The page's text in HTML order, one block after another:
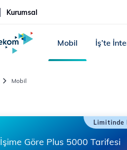
Kurumsal
Mobil İş’te
Mobil
Limitinde
İşime Göre Plus 5000 Tarifesi